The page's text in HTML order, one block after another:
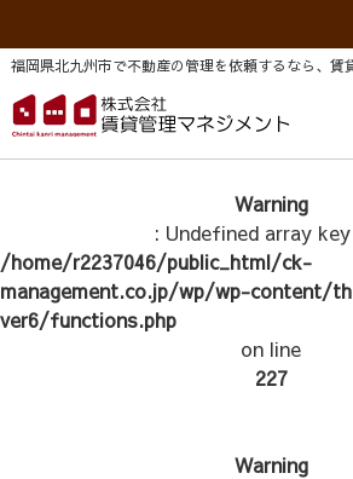
福岡県北九州市で不動産の管理を依頼するなら、賃
Warning
: Undefined array
/home/r2237046/public_html/ck-
management.co.jp/wp/wp-content/
ver6/functions.php
on line
227
Warning